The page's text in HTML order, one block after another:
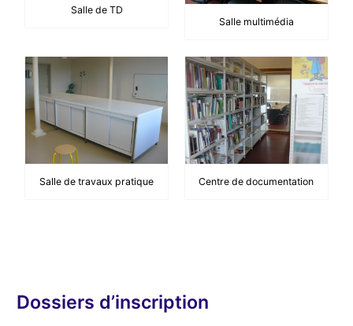
Salle de TD
Salle multimédia
Salle de travaux pratique Centre de documentation
Dossiers d’inscription